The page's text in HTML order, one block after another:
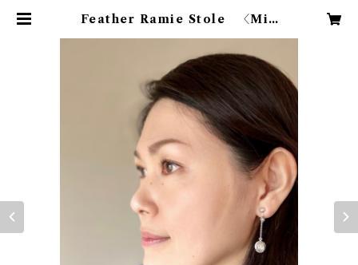
Feather Ramie Stole 〈Mid